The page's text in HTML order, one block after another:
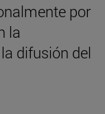
por
la
difusión del